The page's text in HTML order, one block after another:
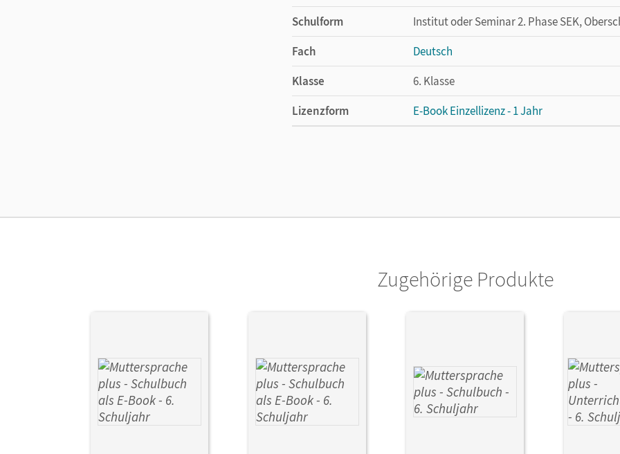
Schulform
Institut oder Seminar 2. Phase SEK,
Fach
Deutsch
Klasse
6. Klasse
Lizenzform
E-Book Einzellizenz - 1 Jahr
Verlag
Cornelsen Verlag
Zugehörige Produkte